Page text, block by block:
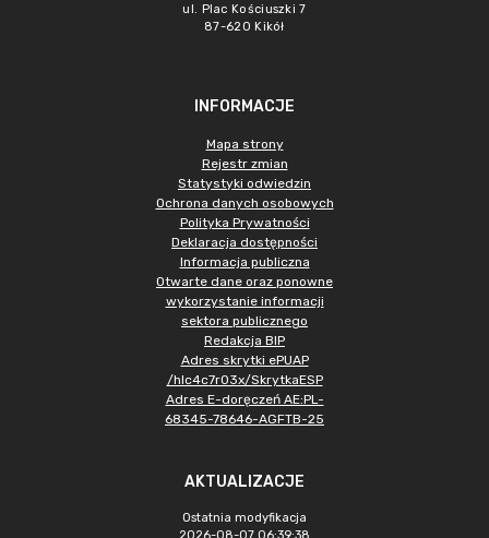
ul. Plac Kościuszki 7
87-620 Kikół
INFORMACJE
Mapa strony
Rejestr zmian
Statystyki odwiedzin
Ochrona danych osobowych
Polityka Prywatności
Deklaracja dostępności
Informacja publiczna
Otwarte dane oraz ponowne
wykorzystanie informacji
sektora publicznego
Redakcja BIP
Adres skrytki ePUAP
/hlc4c7r03x/SkrytkaESP
Adres E-doręczeń AE:PL-
68345-78646-AGFTB-25
AKTUALIZACJE
Ostatnia modyfikacja